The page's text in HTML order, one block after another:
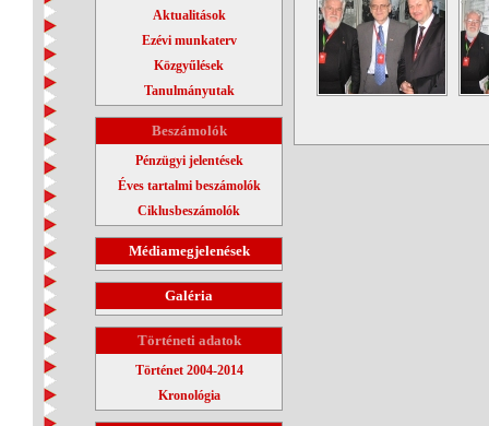
Aktualitások
Ezévi munkaterv
Közgyűlések
Tanulmányutak
Beszámolók
Pénzügyi jelentések
Éves tartalmi beszámolók
Ciklusbeszámolók
Médiamegjelenések
Galéria
Történeti adatok
Történet 2004-2014
Kronológia